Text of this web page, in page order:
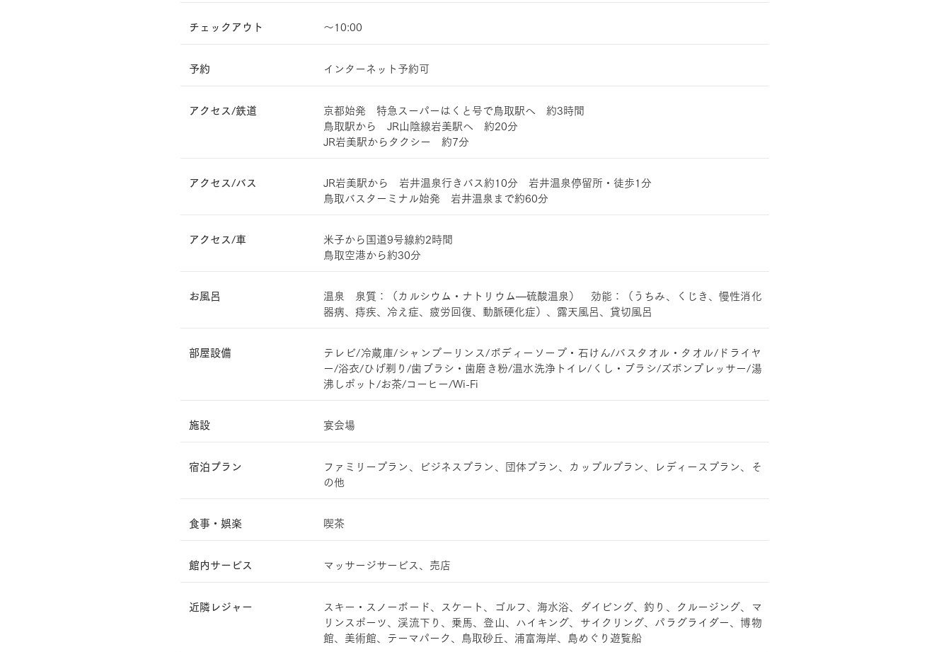
​チェックアウト ～10:00
​予約 インターネット予約可
アクセス/鉄道
京都始発 特急スーパーはくと号で鳥取駅へ 約3時間
鳥取駅から JR山陰線岩美駅へ 約20分
JR岩美駅からタクシー 約7分
アクセス/バス
JR岩美駅から 岩井温泉行きバス約10分 岩井温泉停留所・徒歩1分
鳥取バスターミナル始発 岩井温泉まで約60分
アクセス/車
米子から国道9号線約2時間
鳥取空港から約30分
お風呂
温泉 泉質：（カルシウム・ナトリウム—硫酸温泉） 効能：（うちみ、くじき、慢性消化
器病、痔疾、冷え症、疲労回復、動脈硬化症）、露天風呂、貸切風呂
​部屋設備
​テレビ/冷蔵庫/シャンプーリンス/ボディーソープ・石けん/バスタオル・タオル/ドライヤ
ー/浴衣/ひげ剃り/歯ブラシ・歯磨き粉/温水洗浄トイレ/くし・ブラシ/ズボンプレッサー/湯
沸しポット/お茶/コーヒー/Wi-Fi
​施設 宴会場
​宿泊プラン
ファミリープラン、ビジネスプラン、団体プラン、カップルプラン、レディースプラン、そ
の他
食事・娯楽 喫茶
​館内サービス マッサージサービス、売店
​近隣レジャー
スキー・スノーボード、スケート、ゴルフ、海水浴、ダイビング、釣り、クルージング、マ
リンスポーツ、渓流下り、乗馬、登山、ハイキング、サイクリング、パラグライダー、博物
館、美術館、テーマパーク、鳥取砂丘、浦富海岸、島めぐり遊覧船